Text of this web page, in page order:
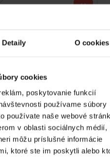
Detaily O cookies
cookies
poskytovanie funkcií
používame súbory
používate naše webové
v oblasti sociálnych médií,
môžu príslušné informácie
ktoré ste im poskytli alebo
Beautiful Chaos
SKZHOP HIPTAPE(合
Version)